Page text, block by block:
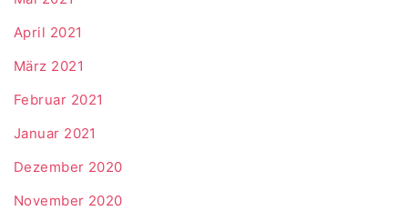
April 2021
März 2021
Februar 2021
Januar 2021
Dezember 2020
November 2020